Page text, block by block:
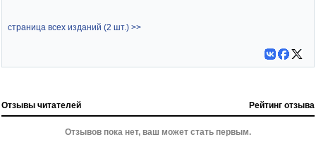
страница всех изданий (2 шт.) >>
Отзывы читателей Рейтинг отзыва
Отзывов пока нет, ваш может стать первым.